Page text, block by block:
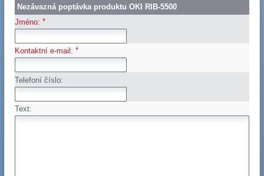
Nezávazná poptávka produktu OKI RIB-5500
Jméno: *
Kontaktní e-mail: *
Telefoní číslo:
Text: